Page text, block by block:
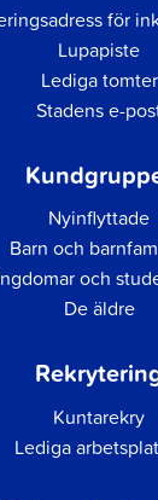
för
Lupapiste
Lediga tomter
Stadens e-
Nyinflyttade
Barn och
och
De äldre
Kuntarekry
Lediga